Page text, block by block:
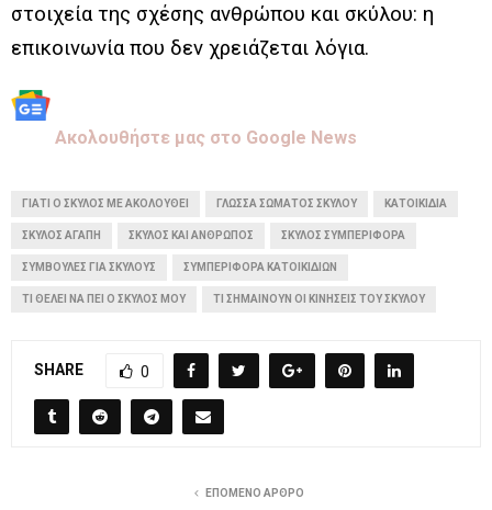
στοιχεία της σχέσης ανθρώπου και σκύλου: η
επικοινωνία που δεν χρειάζεται λόγια.
Aκολουθήστε μας στo Google News
ΓΙΑΤΊ Ο ΣΚΎΛΟΣ ΜΕ ΑΚΟΛΟΥΘΕΊ ΓΛΏΣΣΑ ΣΏΜΑΤΟΣ ΣΚΎΛΟΥ ΚΑΤΟΙΚΊΔΙΑ
ΣΚΎΛΟΣ ΑΓΆΠΗ ΣΚΎΛΟΣ ΚΑΙ ΆΝΘΡΩΠΟΣ ΣΚΎΛΟΣ ΣΥΜΠΕΡΙΦΟΡΆ
ΣΥΜΒΟΥΛΈΣ ΓΙΑ ΣΚΎΛΟΥΣ ΣΥΜΠΕΡΙΦΟΡΆ ΚΑΤΟΙΚΙΔΊΩΝ
ΤΙ ΘΈΛΕΙ ΝΑ ΠΕΙ Ο ΣΚΎΛΟΣ ΜΟΥ ΤΙ ΣΗΜΑΊΝΟΥΝ ΟΙ ΚΙΝΉΣΕΙΣ ΤΟΥ ΣΚΎΛΟΥ
SHARE 0
ΕΠΌΜΕΝΟ ΆΡΘΡΟ